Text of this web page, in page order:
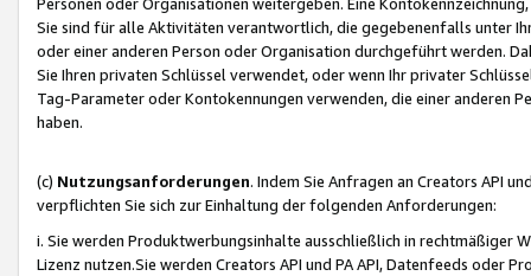
Sie sind für alle Aktivitäten verantwortlich, die gegebenenfalls unter
oder einer anderen Person oder Organisation durchgeführt werden.
Sie Ihren privaten Schlüssel verwendet, oder wenn Ihr privater
Tag-Parameter oder Kontokennungen verwenden, die einer anderen
haben.
(c) Nutzungsanforderungen. Indem Sie Anfragen an Creators API
verpflichten Sie sich zur Einhaltung der folgenden Anforderungen:
i. Sie werden Produktwerbungsinhalte ausschließlich in rechtmäßiger
Lizenz nutzen.Sie werden Creators API und PA API, Datenfeeds oder